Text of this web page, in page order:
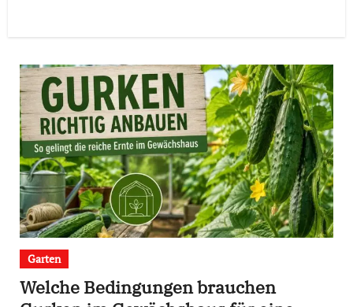
Garten
Welche Bedingungen brauchen